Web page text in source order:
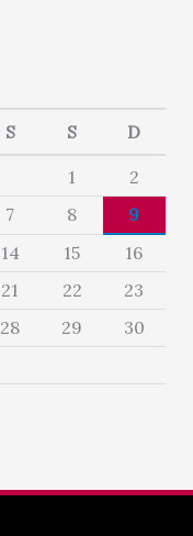
S S D
1
2
7 8
9
14 15
16
21 22
23
28 29
30